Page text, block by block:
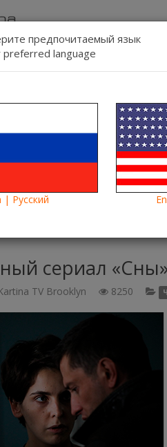
сериал
TV Brooklyn 8250
предпочитаемый язык
language
| Русский